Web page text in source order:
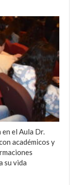
el Aula Dr.
académicos y
su vida